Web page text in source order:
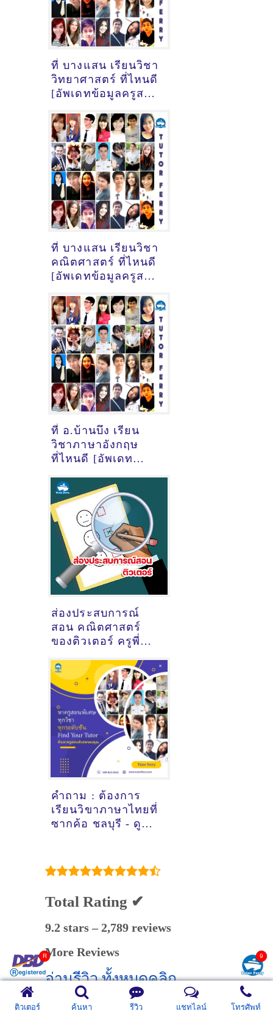
ที่ บางแสน เรียนวิชา
วิทยาศาสตร์ ที่ไหนดี
[อัพเดทข้อมูลครูสอน
เมื่อ18/10/2024,
9:16:56]
ที่ บางแสน เรียนวิชา
คณิตศาสตร์ ที่ไหนดี
[อัพเดทข้อมูลครูสอน
เมื่อ18/10/2024,
9:14:24]
ที่ อ.บ้านบึง เรียน
วิชาภาษาอังกฤษ
ที่ไหนดี [อัพเดท
อังกฤษ
เมื่อ15/10/2024,
7:18:01]
ส่องประสบการณ์
สอน คณิตศาสตร์
ของติวเตอร์ ครูพี่
แย้ม @ อ่างศิลา
ชลบุรี
คำถาม : ต้องการ
เรียนวิขาภาษาไทยที่
ซากค้อ ชลบุรี - ดูคำ
Total Rating ✔
9.2 stars – 2,789 reviews
More Reviews
อ่านรีวิว ทั้งหมดคลิก
แสดงความคิดเห็น
ติวเตอร์ ค้นหา รีวิว แชทไลน์ โทรศัพท์